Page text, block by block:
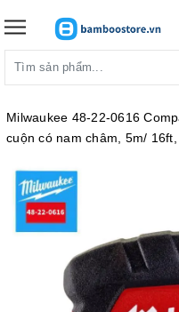
Milwaukee 48-22-0616
cuộn có nam châm, 5m/